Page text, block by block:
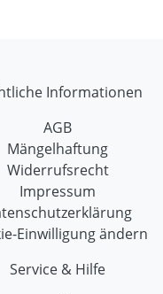
Informationen
AGB
Mängelhaftung
Widerrufsrecht
Impressum
Einwilligung ändern
Service & Hilfe